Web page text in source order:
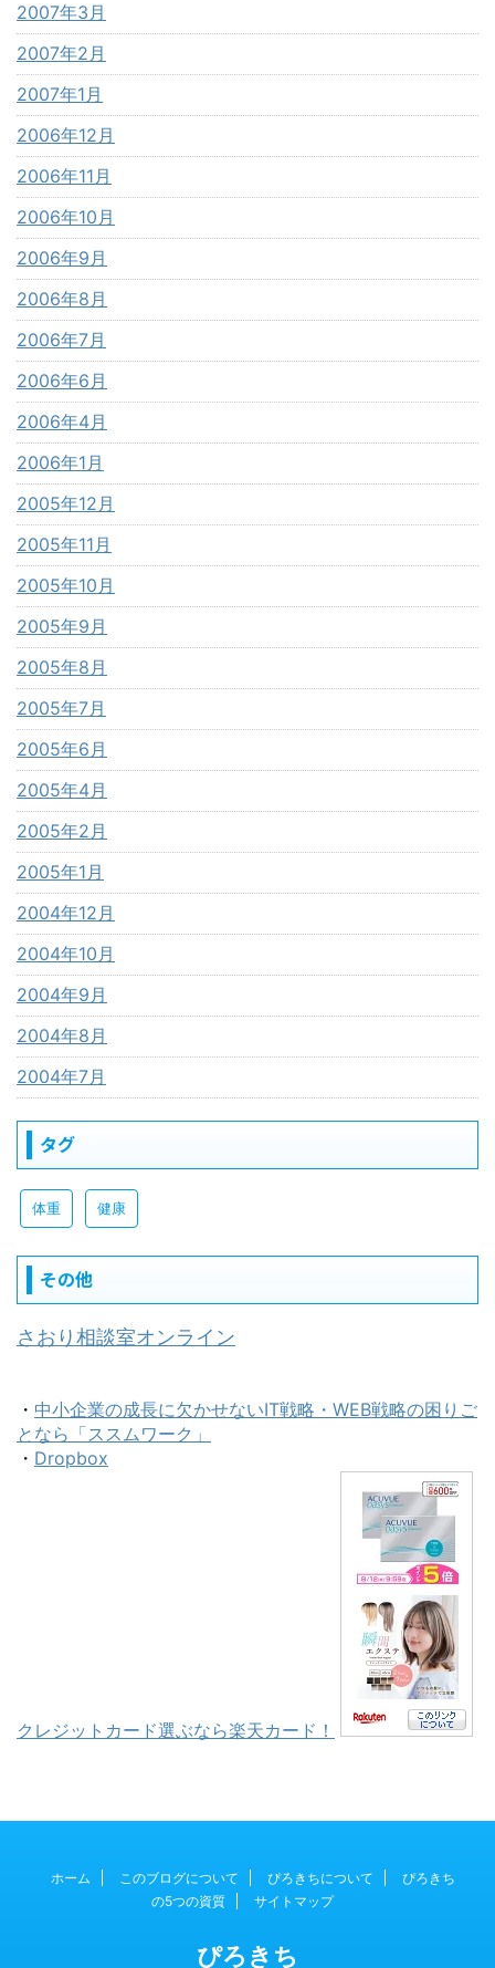
2007年3月
2007年2月
2007年1月
2006年12月
2006年11月
2006年10月
2006年9月
2006年8月
2006年7月
2006年6月
2006年4月
2006年1月
2005年12月
2005年11月
2005年10月
2005年9月
2005年8月
2005年7月
2005年6月
2005年4月
2005年2月
2005年1月
2004年12月
2004年10月
2004年9月
2004年8月
2004年7月
タグ
体重 健康
その他
さおり相談室オンライン
・ 中小企業の成長に欠かせないIT戦略・WEB戦略の困りご
となら「ススムワーク」
・ Dropbox
クレジットカード選ぶなら楽天カード！
ホーム このブログについて ぴろきちについて
ぴろきち
の5つの資質
サイトマップ
ぴろきち